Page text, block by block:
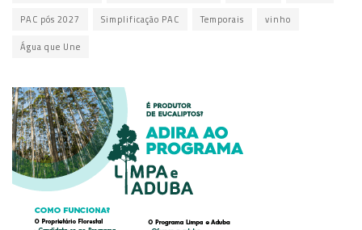
PAC pós 2027 Simplificação PAC Temporais vinho
Água que Une